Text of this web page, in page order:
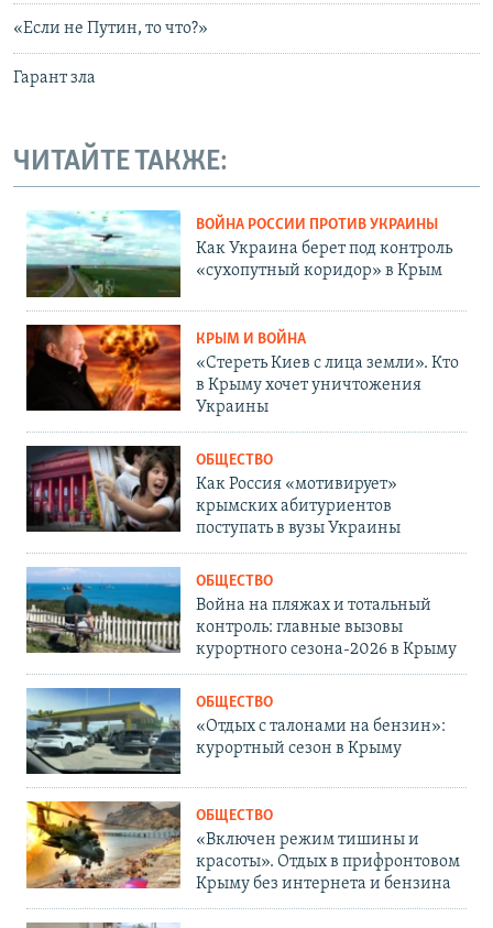
«Если не Путин, то что?»
Гарант зла
ЧИТАЙТЕ ТАКЖЕ:
ВОЙНА РОССИИ ПРОТИВ УКРАИНЫ
Как Украина берет под контроль
«сухопутный коридор» в Крым
КРЫМ И ВОЙНА
«Стереть Киев с лица земли». Кто
в Крыму хочет уничтожения
Украины
ОБЩЕСТВО
Как Россия «мотивирует»
крымских абитуриентов
поступать в вузы Украины
ОБЩЕСТВО
Война на пляжах и тотальный
контроль: главные вызовы
курортного сезона-2026 в Крыму
ОБЩЕСТВО
«Отдых с талонами на бензин»:
курортный сезон в Крыму
ОБЩЕСТВО
«Включен режим тишины и
красоты». Отдых в прифронтовом
Крыму без интернета и бензина